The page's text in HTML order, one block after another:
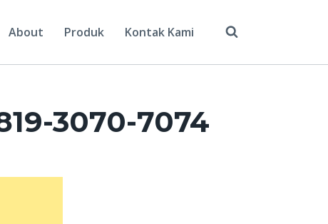
About Produk Kontak Kami
3070-7074